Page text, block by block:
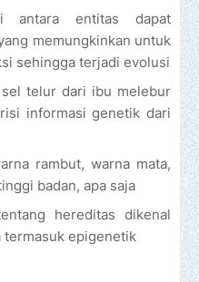
antara entitas dapat
memungkinkan untuk
sehingga terjadi evolusi
telur dari ibu melebur
informasi genetik dari
rambut, warna mata,
badan, apa saja
hereditas dikenal
termasuk epigenetik